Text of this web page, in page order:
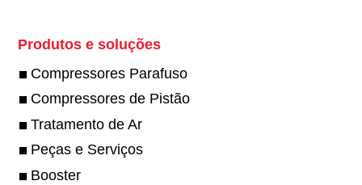
Produtos e soluções
Compressores Parafuso
Compressores de Pistão
Tratamento de Ar
Peças e Serviços
Booster